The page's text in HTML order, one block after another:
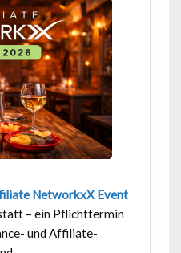
NetworkxX Event
– ein Pflichttermin
und Affiliate-